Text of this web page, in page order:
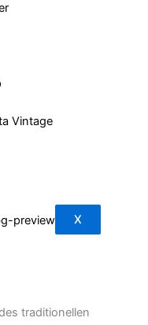
Vintage
X
traditionellen